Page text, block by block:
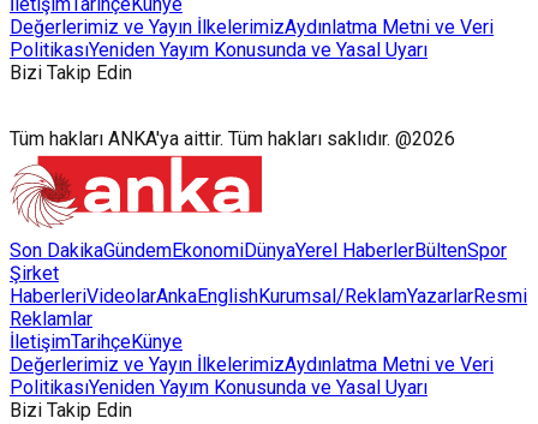
İletişimTarihçeKünye
Değerlerimiz ve Yayın İlkelerimizAydınlatma Metni ve Veri
PolitikasıYeniden Yayım Konusunda ve Yasal Uyarı
Bizi Takip Edin
Tüm hakları ANKA'ya aittir. Tüm hakları saklıdır. @2026
Son DakikaGündemEkonomiDünyaYerel HaberlerBültenSpor
Şirket
HaberleriVideolarAnkaEnglishKurumsal/ReklamYazarlarResmi
Reklamlar
İletişimTarihçeKünye
Değerlerimiz ve Yayın İlkelerimizAydınlatma Metni ve Veri
PolitikasıYeniden Yayım Konusunda ve Yasal Uyarı
Bizi Takip Edin